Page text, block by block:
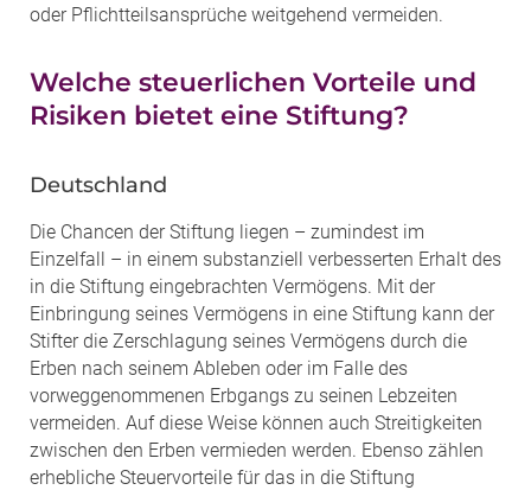
oder Pflichtteilsansprüche weitgehend vermeiden.
Welche steuerlichen Vorteile und
Risiken bietet eine Stiftung?
Deutschland
Die Chancen der Stiftung liegen – zumindest im
Einzelfall – in einem substanziell verbesserten Erhalt des
in die Stiftung eingebrachten Vermögens. Mit der
Einbringung seines Vermögens in eine Stiftung kann der
Stifter die Zerschlagung seines Vermögens durch die
Erben nach seinem Ableben oder im Falle des
vorweggenommenen Erbgangs zu seinen Lebzeiten
vermeiden. Auf diese Weise können auch Streitigkeiten
zwischen den Erben vermieden werden. Ebenso zählen
erhebliche Steuervorteile für das in die Stiftung